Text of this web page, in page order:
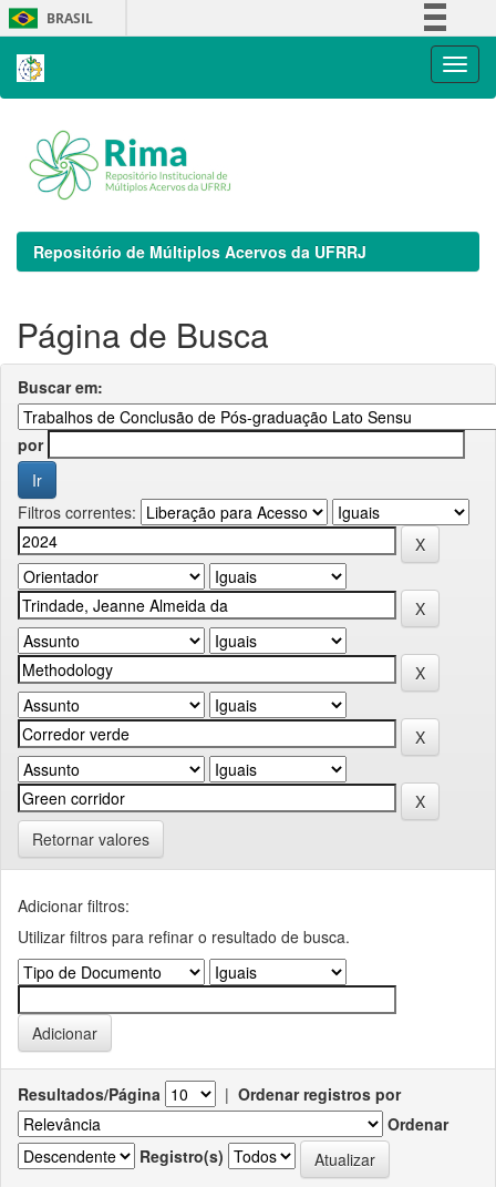
Skip
navigation
BRASIL
Repositório de Múltiplos Acervos da UFRRJ
Página de Busca
Buscar em:
por
Filtros correntes:
Retornar valores
Adicionar filtros:
Utilizar filtros para refinar o resultado de busca.
Resultados/Página | Ordenar registros por
Ordenar
Registro(s)